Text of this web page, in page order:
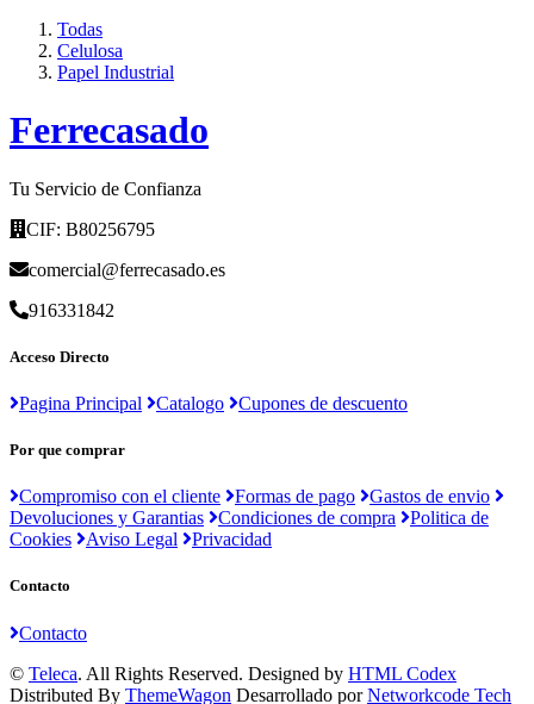
Todas
Celulosa
Papel Industrial
Ferrecasado
Tu Servicio de Confianza
CIF: B80256795
comercial@ferrecasado.es
916331842
Acceso Directo
Pagina Principal Catalogo Cupones de descuento
Por que comprar
Compromiso con el cliente Formas de pago
Gastos de envio
Devoluciones y Garantias
Condiciones de compra
Politica de
Cookies
Aviso Legal Privacidad
Contacto
Contacto
© Teleca. All Rights Reserved. Designed by HTML Codex
Distributed By ThemeWagon Desarrollado porNetworkcode Tech